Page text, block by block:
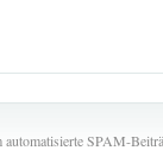
SPAM-